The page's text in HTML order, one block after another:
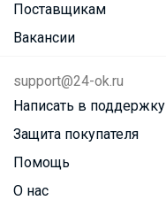
Поставщикам
Вакансии
support@24-ok.ru
Написать в поддержку
Защита покупателя
Помощь
О нас